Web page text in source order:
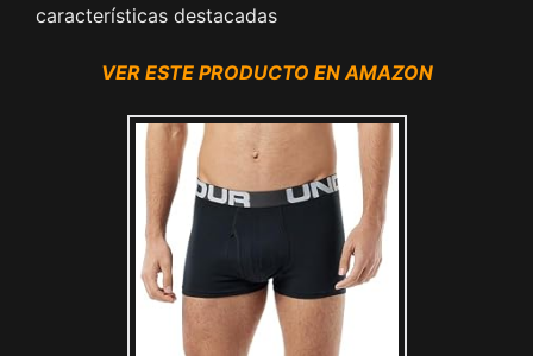
características destacadas
VER ESTE PRODUCTO EN AMAZON